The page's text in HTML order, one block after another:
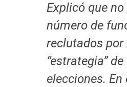
Explicó que
número de
reclutados por
“estrategia”
elecciones. En